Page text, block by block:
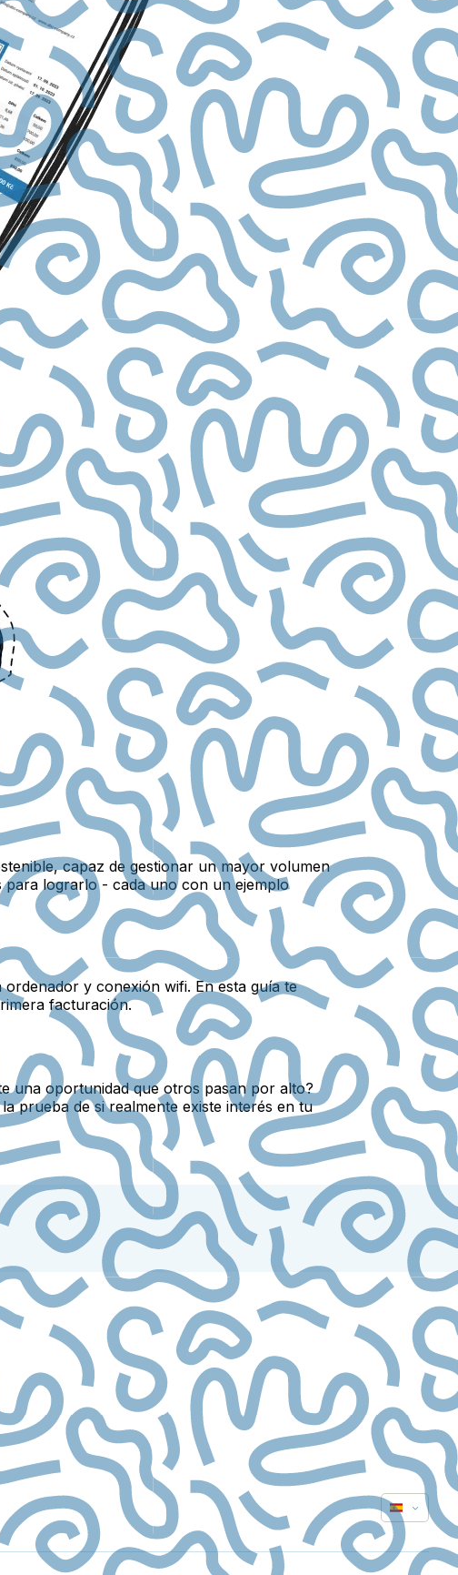
capaz de gestionar un mayor volumen
para lograrlo - cada uno con un ejemplo
y conexión wifi. En esta guía te
facturación.
una oportunidad que otros pasan por alto?
prueba de si realmente existe interés en tu